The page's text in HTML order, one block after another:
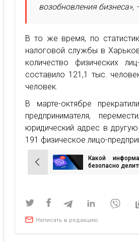
возобновления
В то же время, по
налоговой службы в
количество физических
составило 121,1 тыс.
человек.
В марте-октябре
предпринимателя,
юридический адрес в
191 физическое лицо-
Навигация
по
Какой
безопасно
Написать в редакцию